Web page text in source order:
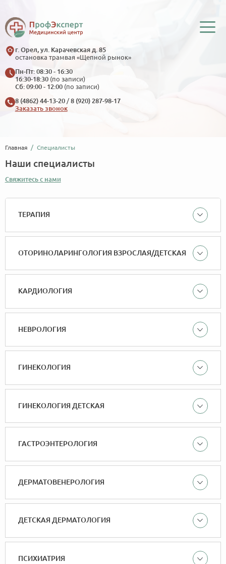
г. Орел, ул. Карачевская д. 85
остановка трамвая «Щепной рынок»
Пн-Пт: 08:30 - 16:30
16:30-18:30 (по записи)
Сб: 09:00 - 12:00 (по записи)
8 (4862) 44-13-20/ 8 (920) 287-98-17
Заказать звонок
Главная Специалисты
Наши специалисты
Свяжитесь с нами
ТЕРАПИЯ
ОТОРИНОЛАРИНГОЛОГИЯ ВЗРОСЛАЯ/ДЕТСКАЯ
КАРДИОЛОГИЯ
НЕВРОЛОГИЯ
ГИНЕКОЛОГИЯ
ГИНЕКОЛОГИЯ ДЕТСКАЯ
ГАСТРОЭНТЕРОЛОГИЯ
ДЕРМАТОВЕНЕРОЛОГИЯ
ДЕТСКАЯ ДЕРМАТОЛОГИЯ
ПСИХИАТРИЯ